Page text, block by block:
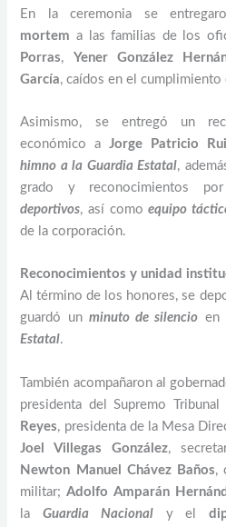
En la ceremonia se
mortem a las familias de los
Porras, Yener González
García, caídos en el cumplimiento
Asimismo, se entregó un
económico aJorge Patricio
himno a la Guardia Estatal,
grado y reconocimientos
deportivos, así comoequipo
de la corporación.
Reconocimientos y unidad
Al término de los honores, se
guardó un minuto de silencio en
Estatal.
También acompañaron al
presidenta del Supremo
Reyes, presidenta de la Mesa
Joel Villegas González,
Newton Manuel Chávez Baños,
militar;Adolfo Amparán
laGuardia Nacionaly el